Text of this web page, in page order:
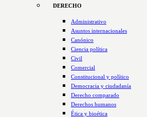
DERECHO
Administrativo
Asuntos internacionales
Canónico
Ciencia política
Civil
Comercial
Constitucional y político
Democracia y ciudadanía
Derecho comparado
Derechos humanos
Ética y bioética